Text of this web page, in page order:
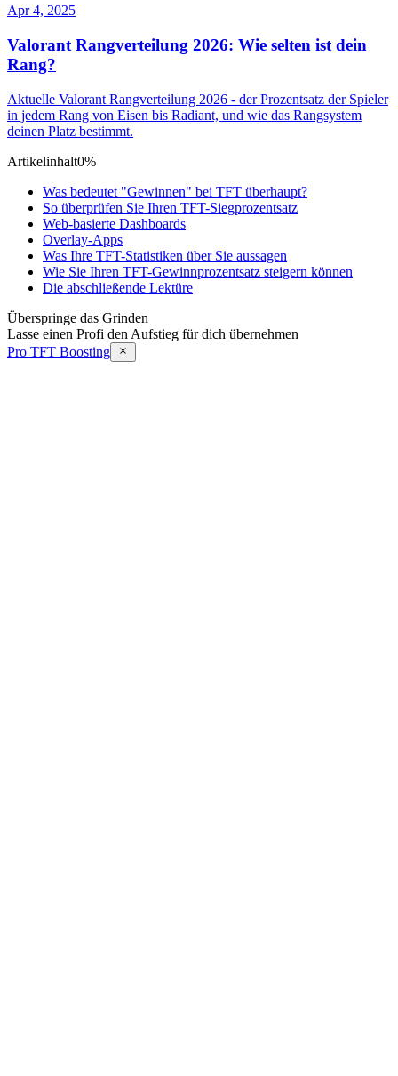
Apr 4, 2025
Valorant Rangverteilung 2026: Wie selten ist dein
Rang?
Aktuelle Valorant Rangverteilung 2026 - der Prozentsatz der Spieler
in jedem Rang von Eisen bis Radiant, und wie das Rangsystem
deinen Platz bestimmt.
Artikelinhalt0%
Was bedeutet "Gewinnen" bei TFT überhaupt?
So überprüfen Sie Ihren TFT-Siegprozentsatz
Web-basierte Dashboards
Overlay-Apps
Was Ihre TFT-Statistiken über Sie aussagen
Wie Sie Ihren TFT-Gewinnprozentsatz steigern können
Die abschließende Lektüre
Überspringe das Grinden
Lasse einen Profi den Aufstieg für dich übernehmen
Pro TFT Boosting